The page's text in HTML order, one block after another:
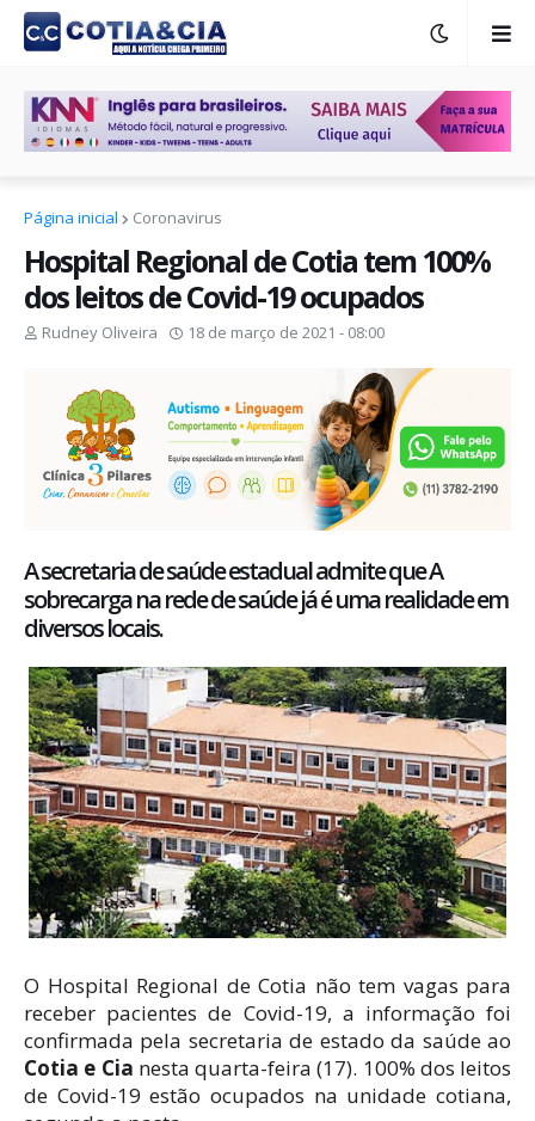
Página inicial Coronavirus
Hospital Regional de Cotia tem 100%
dos leitos de Covid-19 ocupados
Rudney Oliveira 18 de março de 2021 - 08:00
A secretaria de saúde estadual admite que A
sobrecarga na rede de saúde já é uma realidade em
diversos locais.
O Hospital Regional de Cotia não tem vagas para
receber pacientes de Covid-19, a informação foi
confirmada pela secretaria de estado da saúde ao
Cotia e Cia nesta quarta-feira (17). 100% dos leitos
de Covid-19 estão ocupados na unidade cotiana,